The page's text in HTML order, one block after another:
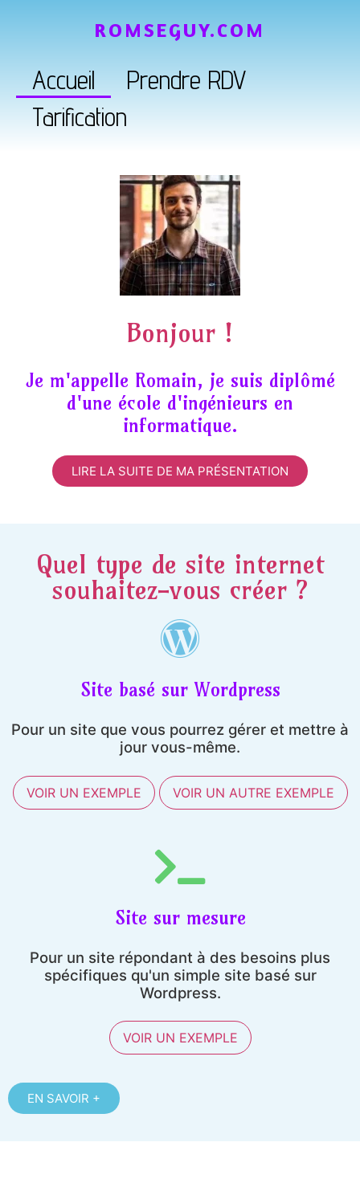
Accueil
Prendre RDV
Tarification
ROMSEGUY.COM
Bonjour !
Je m'appelle Romain, je suis diplômé
d'une école d'ingénieurs en
informatique.
LIRE LA SUITE DE MA PRÉSENTATION
Quel type de site internet
souhaitez-vous créer ?
Site basé sur Wordpress
Pour un site que vous pourrez gérer et mettre à
jour vous-même.
VOIR UN EXEMPLE VOIR UN AUTRE EXEMPLE
Site sur mesure
Pour un site répondant à des besoins plus
spécifiques qu'un simple site basé sur
Wordpress.
VOIR UN EXEMPLE
EN SAVOIR +